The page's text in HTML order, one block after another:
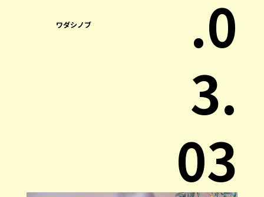
ワダシノブ
.0
3.
03